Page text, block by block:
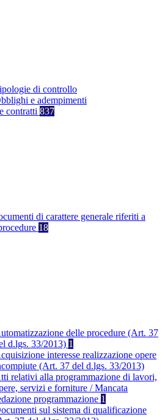
di controllo
e adempimenti
contratti 837
di carattere generale riferiti a
18
delle procedure (Art. 37
d.lgs. 33/2013) 1
interesse realizzazione opere
(Art. 37 del d.lgs. 33/2013)
relativi alla programmazione di lavori,
servizi e forniture / Mancata
programmazione 1
sul sistema di qualificazione